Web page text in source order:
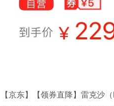
【京东】【领券直降】雷克沙